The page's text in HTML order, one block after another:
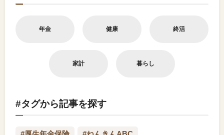
年金 健康 終活
家計 暮らし
#タグから記事を探す